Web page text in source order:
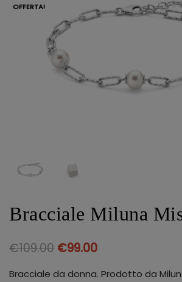
OFFERTA!
Bracciale Miluna
€109.00 €99.00
Bracciale da donna. Prodotto da